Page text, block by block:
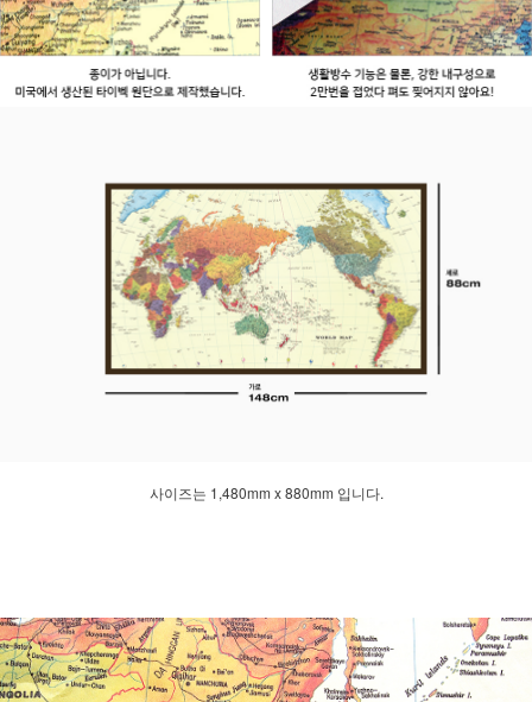
사이즈는 1,480mm x 880mm 입니다.